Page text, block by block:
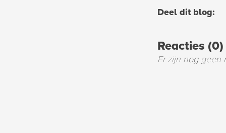
Deel dit blog:
Reacties (0)
Er zijn nog geen